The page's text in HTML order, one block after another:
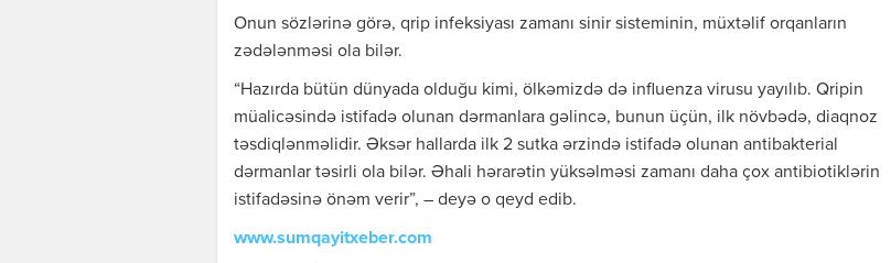
Onun sözlərinə görə, qrip infeksiyası zamanı sinir sisteminin, müxtəlif orqanların
zədələnməsi ola bilər.
“Hazırda bütün dünyada olduğu kimi, ölkəmizdə də influenza virusu yayılıb. Qripin
müalicəsində istifadə olunan dərmanlara gəlincə, bunun üçün, ilk növbədə, diaqnoz
təsdiqlənməlidir. Əksər hallarda ilk 2 sutka ərzində istifadə olunan antibakterial
dərmanlar təsirli ola bilər. Əhali hərarətin yüksəlməsi zamanı daha çox antibiotiklərin
istifadəsinə önəm verir”, – deyə o qeyd edib.
www.sumqayitxeber.com